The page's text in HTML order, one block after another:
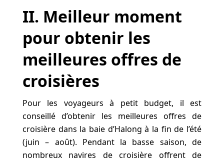
II. Meilleur moment
pour obtenir les
meilleures offres de
croisières
Pour les voyageurs à petit budget, il est
conseillé d’obtenir les meilleures offres de
croisière dans la baie d’Halong à la fin de l’été
(juin – août). Pendant la basse saison, de
nombreux navires de croisière offrent de